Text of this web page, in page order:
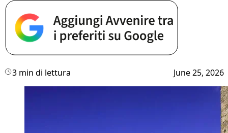
3 min di lettura June 25, 2026